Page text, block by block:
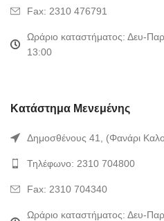
Fax: 2310 476791
Ωράριο καταστήματος: Δευ-
13:00
Κατάστημα Μενεμένης
Δημοσθένους 41, (Φανάρι
Τηλέφωνο: 2310 704800
Fax: 2310 704340
Ωράριο καταστήματος: Δευ-